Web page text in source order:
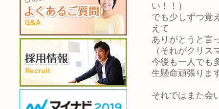
い！！）
でも少しずつ覚
えて
ありがとうと言
（それがクリス
今後も一人でも
生懸命頑張りま
それではまた会